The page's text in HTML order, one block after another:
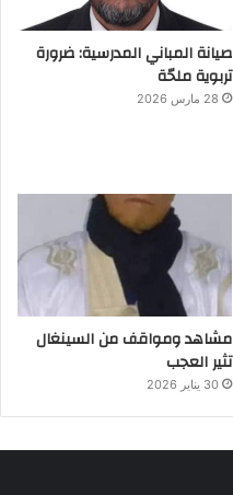
صيانة المباني المدرسية: ضرورة
تربوية ملحّة
28 مارس 2026
مشاهد ومواقف من السينغال
تثير العجب
30 يناير 2026